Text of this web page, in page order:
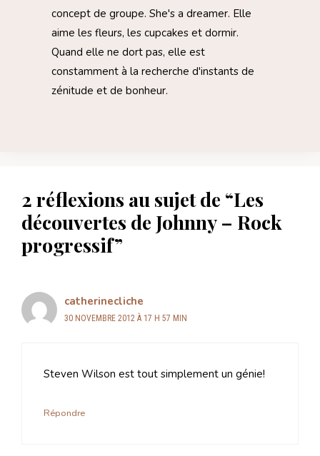
concept de groupe. She's a dreamer. Elle
aime les fleurs, les cupcakes et dormir.
Quand elle ne dort pas, elle est
constamment à la recherche d'instants de
zénitude et de bonheur.
2 réflexions au sujet de “Les
découvertes de Johnny – Rock
progressif”
catherinecliche
30 NOVEMBRE 2012 À 17 H 57 MIN
Steven Wilson est tout simplement un génie!
Répondre